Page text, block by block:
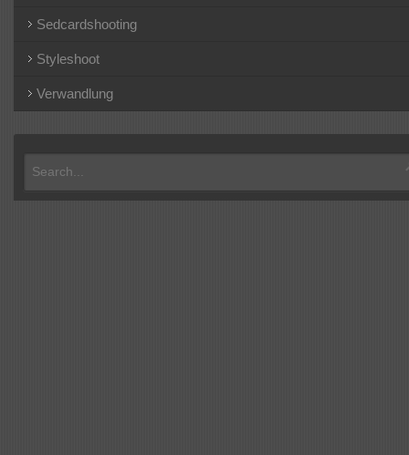
Sedcardshooting
Styleshoot
Verwandlung